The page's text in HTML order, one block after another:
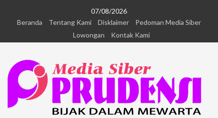
07/08/2026
Beranda
Tentang Kami Disklaimer
Pedoman Media Siber
Lowongan
Kontak Kami